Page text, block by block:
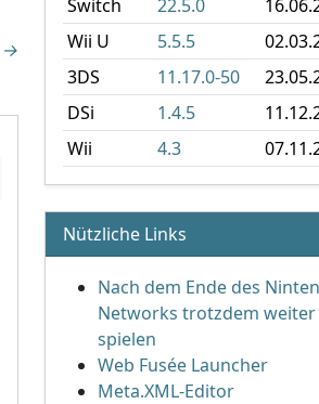
→
Switch
22.5.0
Wii U
5.5.5
3DS
11.17.0-50
DSi
1.4.5
Wii
4.3
Nützliche Links
Nach dem Ende des
Networks trotzdem
spielen
Web Fusée Launcher
Meta.XML-Editor